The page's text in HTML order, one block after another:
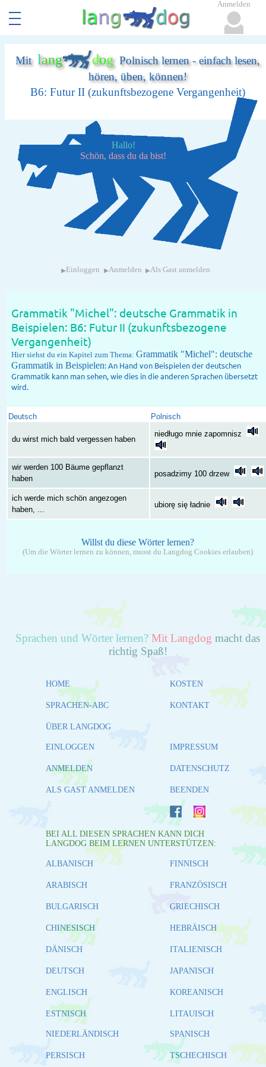
Mit lang dogPolnisch lernen - einfach lesen,
hören, üben, können!
B6: Futur II (zukunftsbezogene Vergangenheit)
Hallo!
Schön, dass du da bist!
▸ Einloggen ▸Anmelden ▸Als Gast anmelden
Grammatik "Michel": deutsche Grammatik in
Beispielen: B6: Futur II (zukunftsbezogene
Vergangenheit)
Hier siehst du ein Kapitel zum Thema:Grammatik "Michel": deutsche
Grammatik in Beispielen: An Hand von Beispielen der deutschen
Grammatik kann man sehen, wie dies in die anderen Sprachen übersetzt
wird.
Deutsch Polnisch
du wirst mich bald vergessen haben
niedługo mnie zapomnisz
wir werden 100 Bäume gepflanzt
haben
posadzimy 100 drzew
ich werde mich schön angezogen
haben, ...
ubiorę się ładnie
Willst du diese Wörter lernen?
(Um die Wörter lernen zu können, musst du Langdog Cookies erlauben)
Sprachen und Wörter lernen? Mit Langdog macht das
richtig Spaß!
HOME
SPRACHEN-ABC
ÜBER LANGDOG
KOSTEN
KONTAKT
EINLOGGEN
ANMELDEN
ALS GAST ANMELDEN
IMPRESSUM
DATENSCHUTZ
BEENDEN
BEI ALL DIESEN SPRACHEN KANN DICH
LANGDOG BEIM LERNEN UNTERSTÜTZEN:
ALBANISCH
ARABISCH
BULGARISCH
CHINESISCH
DÄNISCH
DEUTSCH
ENGLISCH
ESTNISCH
FINNISCH
FRANZÖSISCH
GRIECHISCH
HEBRÄISCH
ITALIENISCH
JAPANISCH
KOREANISCH
LITAUISCH
NIEDERLÄNDISCH
PERSISCH
SPANISCH
TSCHECHISCH
Anmelden